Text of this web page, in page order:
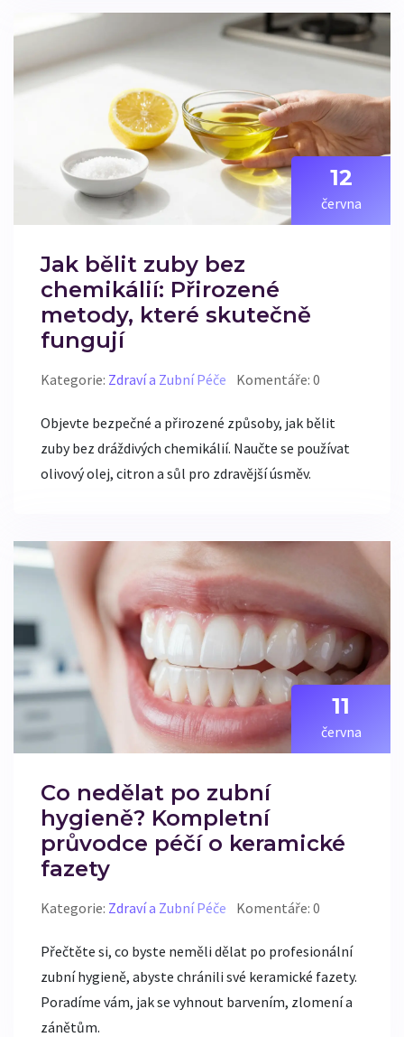
12
června
Jak bělit zuby bez
chemikálií: Přirozené
metody, které skutečně
fungují
Kategorie: Zdraví a Zubní Péče Komentáře: 0
Objevte bezpečné a přirozené způsoby, jak bělit
zuby bez dráždivých chemikálií. Naučte se používat
olivový olej, citron a sůl pro zdravější úsměv.
11
června
Co nedělat po zubní
hygieně? Kompletní
průvodce péčí o keramické
fazety
Kategorie: Zdraví a Zubní Péče Komentáře: 0
Přečtěte si, co byste neměli dělat po profesionální
zubní hygieně, abyste chránili své keramické fazety.
Poradíme vám, jak se vyhnout barvením, zlomení a
zánětům.